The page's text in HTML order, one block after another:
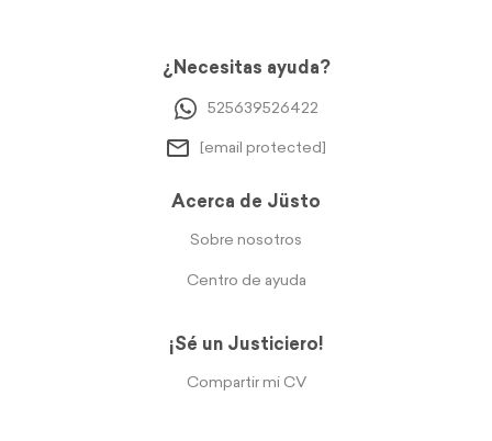
¿Necesitas ayuda?
525639526422
[email protected]
Acerca de Jüsto
Sobre nosotros
Centro de ayuda
¡Sé un Justiciero!
Compartir mi CV